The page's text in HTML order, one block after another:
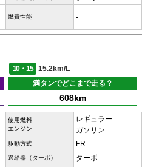
燃費性能 -
10・15
15.2km/L
満タンでどこまで走る？
608km
使用燃料
エンジン
レギュラー
ガソリン
駆動方式 FR
過給器（ターボ） ターボ